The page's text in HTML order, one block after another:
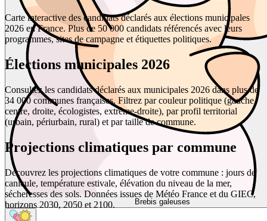
Brebis galeuses
Carte interactive des candidats déclarés aux élections municipales
2026 en France. Plus de 50 000 candidats référencés avec leurs
programmes, sites de campagne et étiquettes politiques.
Élections municipales 2026
Consultez les candidats déclarés aux municipales 2026 dans plus de
34 000 communes françaises. Filtrez par couleur politique (gauche,
centre, droite, écologistes, extrême-droite), par profil territorial
(urbain, périurbain, rural) et par taille de commune.
Projections climatiques par commune
Découvrez les projections climatiques de votre commune : jours de
canicule, température estivale, élévation du niveau de la mer,
sécheresses des sols. Données issues de Météo France et du GIEC,
horizons 2030, 2050 et 2100.